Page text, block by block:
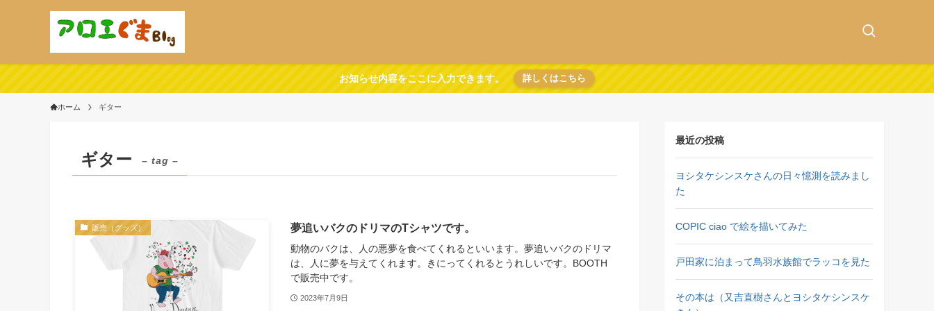
お知らせ内容をここに入力できます。 詳しくはこちら
ホーム ギター
ギター – tag –
販売（グッズ） 夢追いバクのドリマのTシャツです。
動物のバクは、人の悪夢を食べてくれるといいます。夢追いバクのドリマ
は、人に夢を与えてくれます。きにってくれるとうれしいです。BOOTH
で販売中です。
2023年7月9日
最近の投稿
ヨシタケシンスケさんの日々憶測を読みまし
た
COPIC ciao で絵を描いてみた
戸田家に泊まって鳥羽水族館でラッコを見た
その本は（又吉直樹さんとヨシタケシンスケ